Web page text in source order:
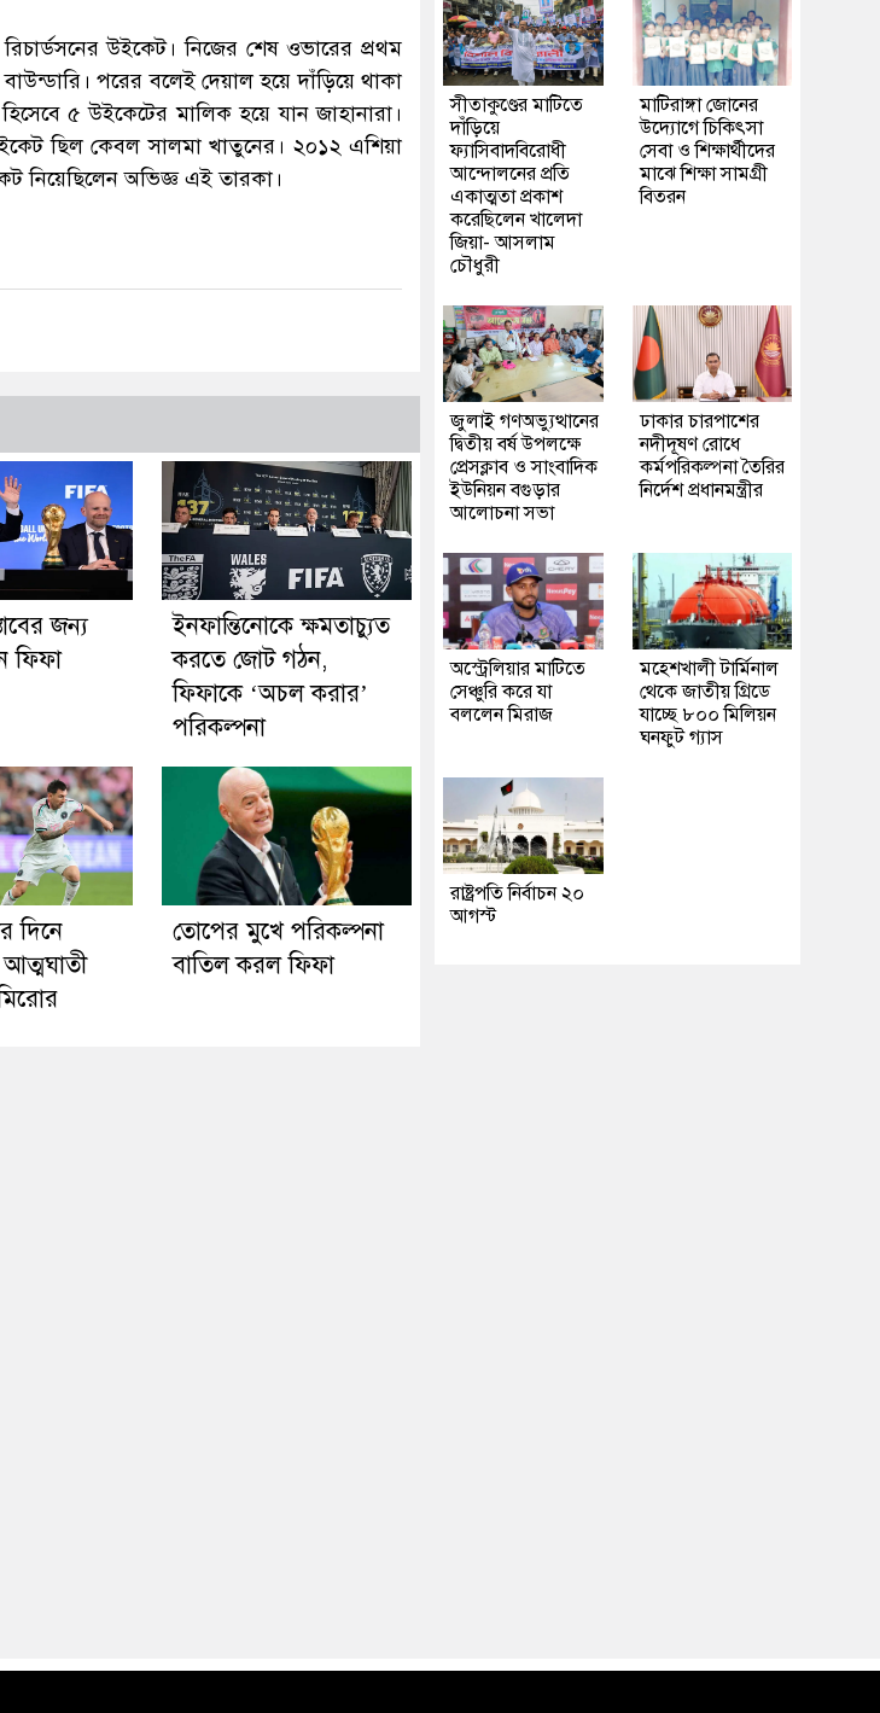
উইকেট। নিজের শেষ ওভারের প্রথম
পরের বলেই দেয়াল হয়ে দাঁড়িয়ে থাকা
৫ উইকেটের মালিক হয়ে যান জাহানারা।
ছিল কেবল সালমা খাতুনের। ২০১২ এশিয়া
নিয়েছিলেন অভিজ্ঞ এই তারকা।
জন্য
ফিফা
ইনফান্তিনোকে ক্ষমতাচ্যুত
করতে জোট গঠন,
ফিফাকে ‘অচল করার’
পরিকল্পনা
দিনে
আত্মঘাতী
তোপের মুখে পরিকল্পনা
বাতিল করল ফিফা
সীতাকুণ্ডের মাটিতে
দাঁড়িয়ে
ফ্যাসিবাদবিরোধী
আন্দোলনের প্রতি
একাত্মতা প্রকাশ
করেছিলেন খালেদা
জিয়া- আসলাম
চৌধুরী
মাটিরাঙ্গা জোনের
উদ্যোগে চিকিৎসা
সেবা ও শিক্ষার্থীদের
মাঝে শিক্ষা সামগ্রী
বিতরন
জুলাই গণঅভ্যুত্থানের
দ্বিতীয় বর্ষ উপলক্ষে
প্রেসক্লাব ও সাংবাদিক
ইউনিয়ন বগুড়ার
আলোচনা সভা
ঢাকার চারপাশের
নদীদূষণ রোধে
কর্মপরিকল্পনা তৈরির
নির্দেশ প্রধানমন্ত্রীর
অস্ট্রেলিয়ার মাটিতে
সেঞ্চুরি করে যা
বললেন মিরাজ
মহেশখালী টার্মিনাল
থেকে জাতীয় গ্রিডে
যাচ্ছে ৮০০ মিলিয়ন
ঘনফুট গ্যাস
রাষ্ট্রপতি নির্বাচন ২০
আগস্ট